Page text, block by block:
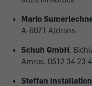
Mario
A-6071 Aldrans
Schuh GmbH,
Amras, 0512 34 23
Steffan